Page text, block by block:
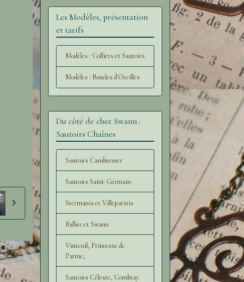
Les Modèles, présentation
et tarifs
Modèles : Colliers et Sautoirs
Modèles : Boucles d'Oreilles
Du côté de chez Swann :
Sautoirs Chaînes
Sautoirs Cambremer
Sautoirs Saint-Germain
Stermania et Villeparisis
Balbec et Swann
Vinteuil, Princesse de
Parme,
Sautoirs Céleste, Combray